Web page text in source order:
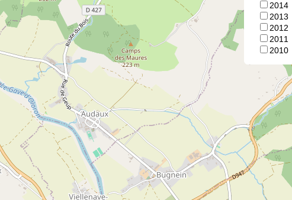
2014
2013
2012
2011
2010